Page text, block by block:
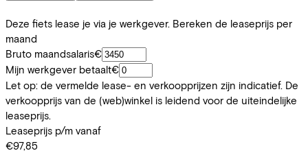
Deze fiets lease je via je werkgever. Bereken de leaseprijs per
maand
Bruto maandsalaris€
Mijn werkgever betaalt€
Let op: de vermelde lease- en verkoopprijzen zijn indicatief. De
verkoopprijs van de (web)winkel is leidend voor de uiteindelijke
leaseprijs.
Leaseprijs p/m vanaf
€97,85